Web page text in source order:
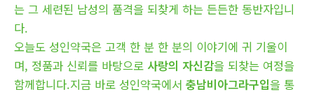
는 그 세련된 남성의 품격을 되찾게 하는 든든한 동반자입니
다.
오늘도 성인약국은 고객 한 분 한 분의 이야기에 귀 기울이
며, 정품과 신뢰를 바탕으로 사랑의 자신감을 되찾는 여정을
함께합니다.지금 바로 성인약국에서 충남비아그라구입을 통